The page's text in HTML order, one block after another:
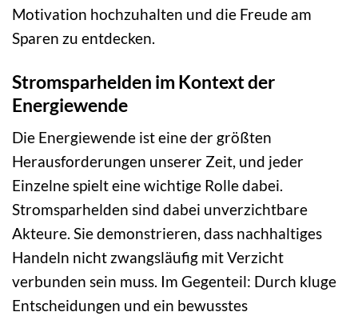
Motivation hochzuhalten und die Freude am
Sparen zu entdecken.
Stromsparhelden im Kontext der
Energiewende
Die Energiewende ist eine der größten
Herausforderungen unserer Zeit, und jeder
Einzelne spielt eine wichtige Rolle dabei.
Stromsparhelden sind dabei unverzichtbare
Akteure. Sie demonstrieren, dass nachhaltiges
Handeln nicht zwangsläufig mit Verzicht
verbunden sein muss. Im Gegenteil: Durch kluge
Entscheidungen und ein bewusstes